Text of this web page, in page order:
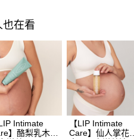
也在看
Intimate
】酪梨乳木果
【LIP Intimate
Care】仙人掌花乳